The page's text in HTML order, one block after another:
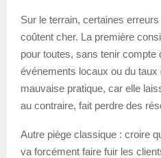
Sur le terrain, certaines
coûtent cher. La première
pour toutes, sans tenir compte
événements locaux ou du taux
mauvaise pratique, car elle
au contraire, fait perdre des
Autre piège classique : croire
va forcément faire fuir les